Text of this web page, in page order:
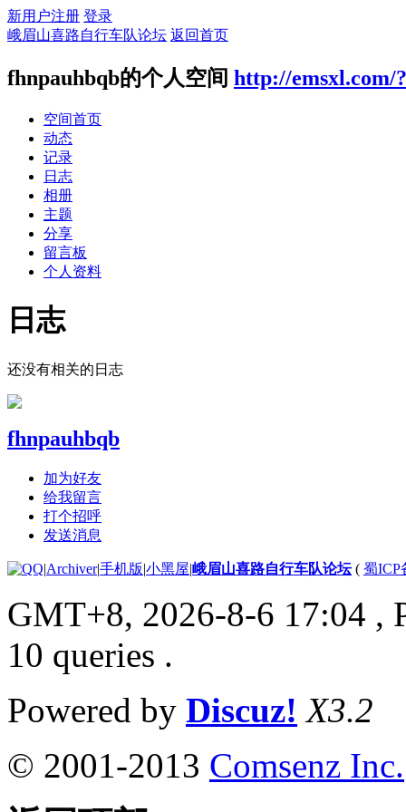
新用户注册 登录
峨眉山喜路自行车队论坛 返回首页
fhnpauhbqb的个人空间 http://emsxl.com/
空间首页
动态
记录
日志
相册
主题
分享
留言板
个人资料
日志
还没有相关的日志
fhnpauhbqb
加为好友
给我留言
打个招呼
发送消息
|Archiver|手机版|小黑屋|峨眉山喜路自行车队论坛( 蜀ICP
GMT+8, 2026-8-6 17:04 ,
10 queries .
Powered by Discuz! X3.2
© 2001-2013 Comsenz Inc.